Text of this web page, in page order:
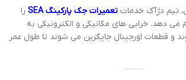
تیم دژآک خدمات تعمیرات جک پارکینگ SEA
را
می دهد. خرابی های مکانیکی و الکترونیکی به
و قطعات اورجینال جایگزین می شوند تا طول عمر